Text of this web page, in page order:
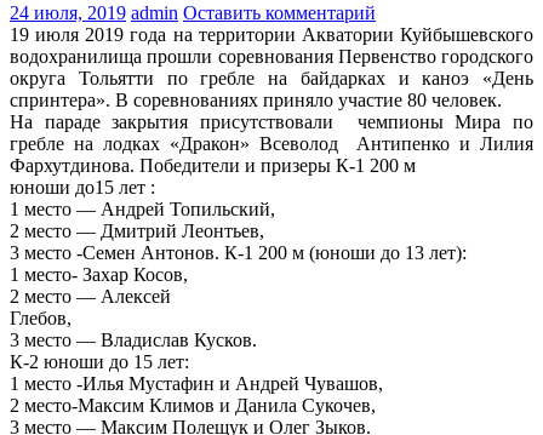
24 июля, 2019 admin Оставить комментарий
19 июля 2019 года на территории Акватории Куйбышевского
водохранилища прошли соревнования Первенство городского
округа Тольятти по гребле на байдарках и каноэ «День
спринтера». В соревнованиях приняло участие 80 человек.
На параде закрытия присутствовали чемпионы Мира по
гребле на лодках «Дракон» Всеволод Антипенко и Лилия
Фархутдинова. Победители и призеры К-1 200 м
юноши до15 лет :
1 место — Андрей Топильский,
2 место — Дмитрий Леонтьев,
3 место -Семен Антонов. К-1 200 м (юноши до 13 лет):
1 место- Захар Косов,
2 место — Алексей
Глебов,
3 место — Владислав Кусков.
К-2 юноши до 15 лет:
1 место -Илья Мустафин и Андрей Чувашов,
2 место-Максим Климов и Данила Сукочев,
3 место — Максим Полещук и Олег Зыков.